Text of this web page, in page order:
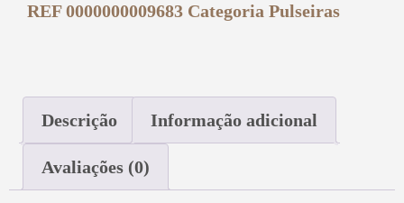
REF0000000009683 Categoria Pulseiras
Descrição Informação adicional
Avaliações (0)